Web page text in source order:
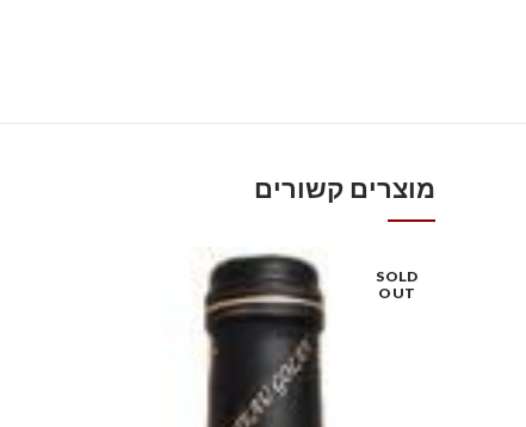
מוצרים קשורים
SOLD
OUT